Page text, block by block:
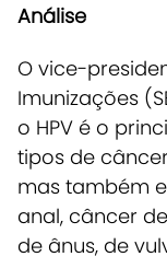
Análise
O vice-
Imunizações
o HPV é o
tipos de
mas também
anal, câncer
de ânus, de